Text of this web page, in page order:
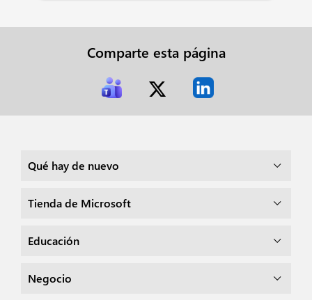
Comparte esta página
Qué hay de nuevo
Tienda de Microsoft
Educación
Negocio